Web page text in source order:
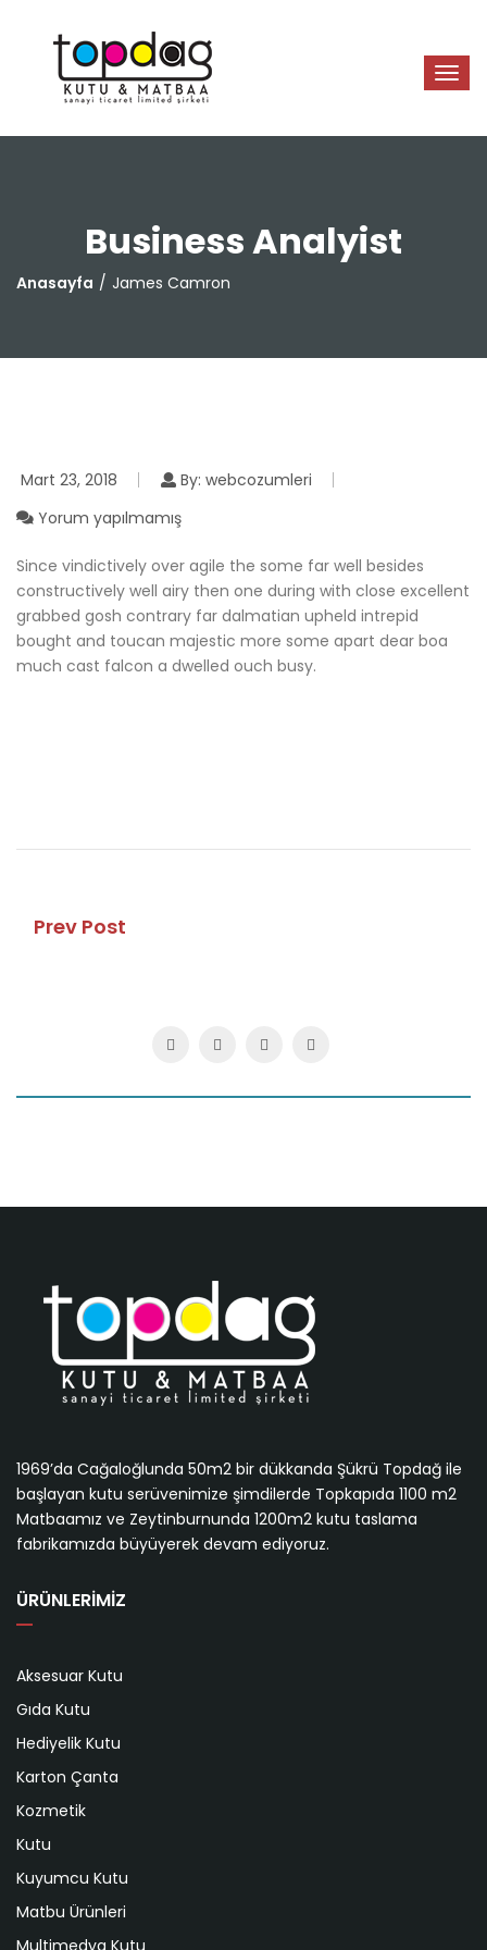
Business Analyist
Anasayfa James Camron
Mart 23, 2018
By: webcozumleri
Yorum yapılmamış
Since vindictively over agile the some far well besides
constructively well airy then one during with close excellent
grabbed gosh contrary far dalmatian upheld intrepid
bought and toucan majestic more some apart dear boa
much cast falcon a dwelled ouch busy.
Prev Post
1969’da Cağaloğlunda 50m2 bir dükkanda Şükrü Topdağ ile
başlayan kutu serüvenimize şimdilerde Topkapıda 1100 m2
Matbaamız ve Zeytinburnunda 1200m2 kutu taslama
fabrikamızda büyüyerek devam ediyoruz.
ÜRÜNLERİMİZ
Aksesuar Kutu
Gıda Kutu
Hediyelik Kutu
Karton Çanta
Kozmetik
Kutu
Kuyumcu Kutu
Matbu Ürünleri
Multimedya Kutu